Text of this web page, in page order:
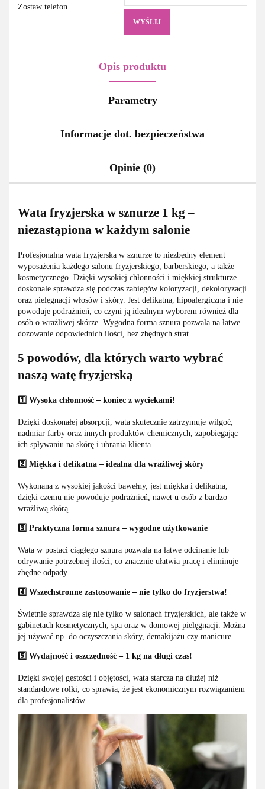
Zostaw telefon
WYŚLIJ
Opis produktu
Parametry
Informacje dot. bezpieczeństwa
Opinie (0)
Wata fryzjerska w sznurze 1 kg –
niezastąpiona w każdym salonie
Profesjonalna wata fryzjerska w sznurze to niezbędny element
wyposażenia każdego salonu fryzjerskiego, barberskiego, a także
kosmetycznego. Dzięki wysokiej chłonności i miękkiej strukturze
doskonale sprawdza się podczas zabiegów koloryzacji, dekoloryzacji
oraz pielęgnacji włosów i skóry. Jest delikatna, hipoalergiczna i nie
powoduje podrażnień, co czyni ją idealnym wyborem również dla
osób o wrażliwej skórze. Wygodna forma sznura pozwala na łatwe
dozowanie odpowiednich ilości, bez zbędnych strat.
5 powodów, dla których warto wybrać
naszą watę fryzjerską
1️⃣ Wysoka chłonność – koniec z wyciekami!
Dzięki doskonałej absorpcji, wata skutecznie zatrzymuje wilgoć,
nadmiar farby oraz innych produktów chemicznych, zapobiegając
ich spływaniu na skórę i ubrania klienta.
2️⃣ Miękka i delikatna – idealna dla wrażliwej skóry
Wykonana z wysokiej jakości bawełny, jest miękka i delikatna,
dzięki czemu nie powoduje podrażnień, nawet u osób z bardzo
wrażliwą skórą.
3️⃣ Praktyczna forma sznura – wygodne użytkowanie
Wata w postaci ciągłego sznura pozwala na łatwe odcinanie lub
odrywanie potrzebnej ilości, co znacznie ułatwia pracę i eliminuje
zbędne odpady.
4️⃣ Wszechstronne zastosowanie – nie tylko do fryzjerstwa!
Świetnie sprawdza się nie tylko w salonach fryzjerskich, ale także w
gabinetach kosmetycznych, spa oraz w domowej pielęgnacji. Można
jej używać np. do oczyszczania skóry, demakijażu czy manicure.
5️⃣ Wydajność i oszczędność – 1 kg na długi czas!
Dzięki swojej gęstości i objętości, wata starcza na dłużej niż
standardowe rolki, co sprawia, że jest ekonomicznym rozwiązaniem
dla profesjonalistów.